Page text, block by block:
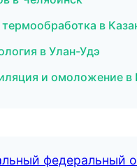
в
в Улан-Удэ
и омоложение в
федеральный